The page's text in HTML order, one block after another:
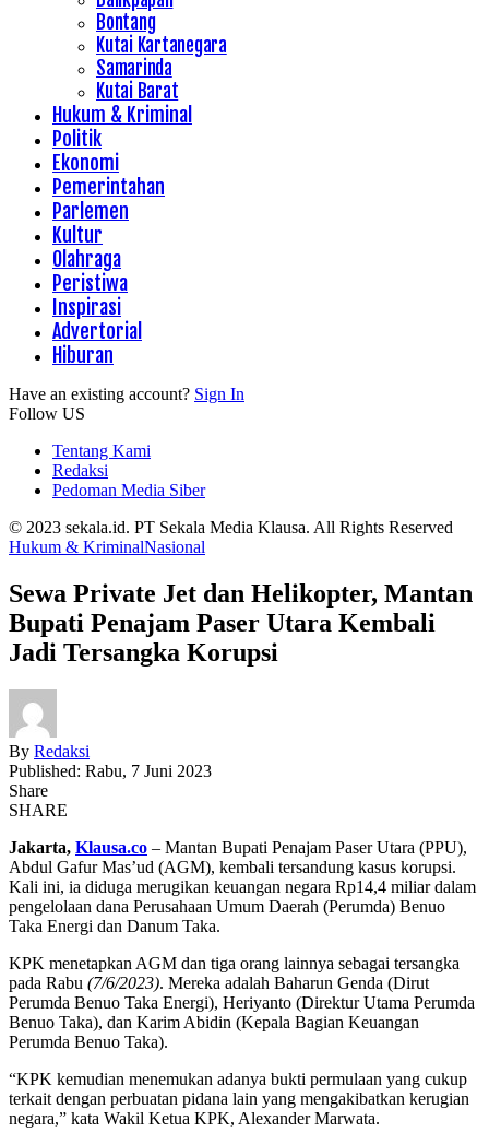
Bontang
Kutai Kartanegara
Samarinda
Kutai Barat
Hukum & Kriminal
Politik
Ekonomi
Pemerintahan
Parlemen
Kultur
Olahraga
Peristiwa
Inspirasi
Advertorial
Hiburan
Have an existing account? Sign In
Follow US
Tentang Kami
Redaksi
Pedoman Media Siber
© 2023 sekala.id. PT Sekala Media Klausa. All Rights Reserved
Hukum & KriminalNasional
Sewa Private Jet dan Helikopter, Mantan
Bupati Penajam Paser Utara Kembali
Jadi Tersangka Korupsi
By Redaksi
Published: Rabu, 7 Juni 2023
Share
SHARE
Jakarta, Klausa.co – Mantan Bupati Penajam Paser Utara (PPU),
Abdul Gafur Mas’ud (AGM), kembali tersandung kasus korupsi.
Kali ini, ia diduga merugikan keuangan negara Rp14,4 miliar dalam
pengelolaan dana Perusahaan Umum Daerah (Perumda) Benuo
Taka Energi dan Danum Taka.
KPK menetapkan AGM dan tiga orang lainnya sebagai tersangka
pada Rabu (7/6/2023). Mereka adalah Baharun Genda (Dirut
Perumda Benuo Taka Energi), Heriyanto (Direktur Utama Perumda
Benuo Taka), dan Karim Abidin (Kepala Bagian Keuangan
Perumda Benuo Taka).
“KPK kemudian menemukan adanya bukti permulaan yang cukup
terkait dengan perbuatan pidana lain yang mengakibatkan kerugian
negara,” kata Wakil Ketua KPK, Alexander Marwata.